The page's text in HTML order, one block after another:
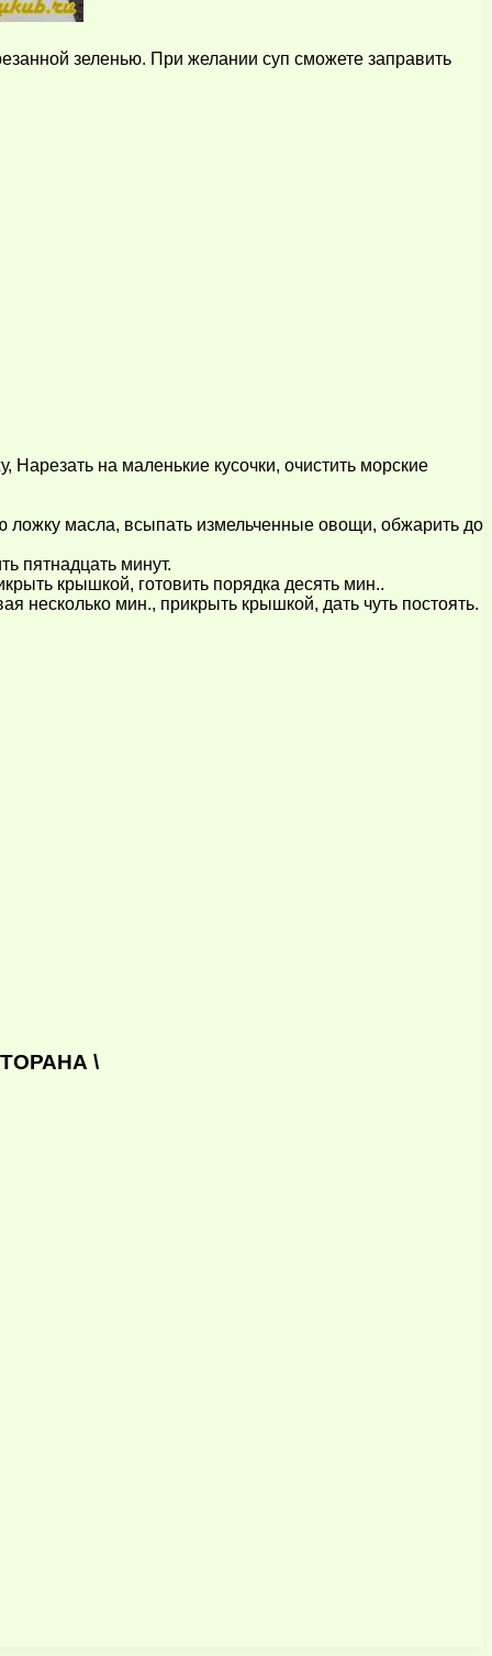
зеленью. При желании суп сможете заправить
Нарезать на маленькие кусочки, очистить морские
ложку масла, всыпать измельченные овощи, обжарить до
пятнадцать минут.
крышкой, готовить порядка десять мин..
несколько мин., прикрыть крышкой, дать чуть постоять.
\